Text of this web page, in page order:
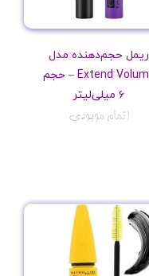
ریمل حجم‌دهنده مدل
Extend Volume – حجم
۶ میلی‌لیتر
اتمام موجودی